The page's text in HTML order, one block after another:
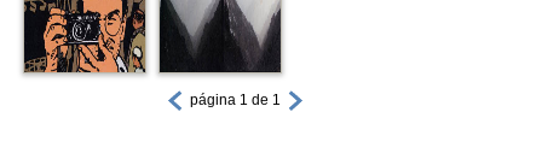
página 1 de 1